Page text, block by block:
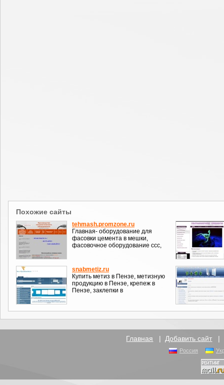
Похожие сайты
tehmash.promzone.ru
Главная- оборудование для
фасовки цемента в мешки,
фасовочное оборудование ссс,
snabmetiz.ru
Купить метиз в Пензе, метизную
продукцию в Пензе, крепеж в
Пензе, заклепки в
Главная | Добавить сайт |
Россия